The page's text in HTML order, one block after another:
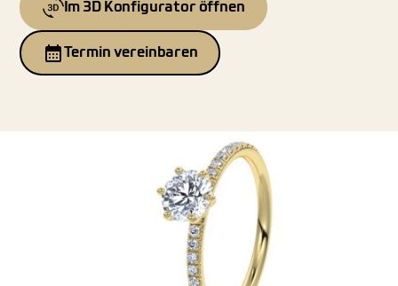
Im 3D Konfigurator öffnen
Termin vereinbaren